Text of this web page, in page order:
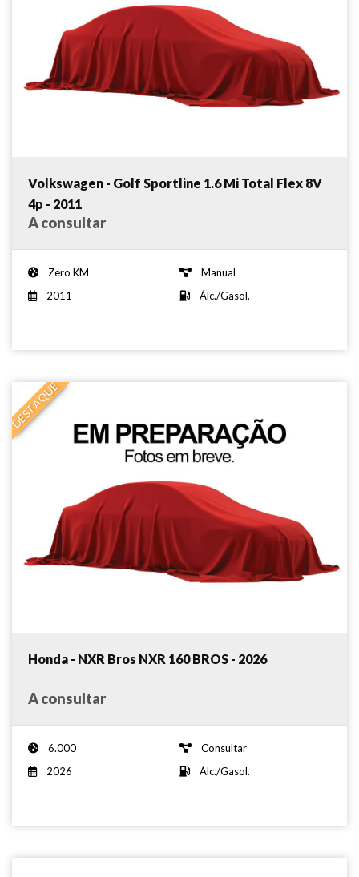
Volkswagen - Golf Sportline 1.6 Mi Total Flex 8V
4p - 2011
A consultar
Zero KM
Manual
2011
Álc./Gasol.
DESTAQUE
Honda - NXR Bros NXR 160 BROS - 2026
A consultar
6.000
Consultar
2026
Álc./Gasol.